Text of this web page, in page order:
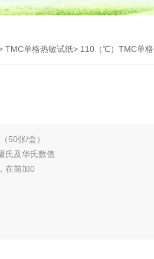
TMC单格热敏试纸> 110（℃）TMC单
50张/盒）
氏及华氏数值
在前加0